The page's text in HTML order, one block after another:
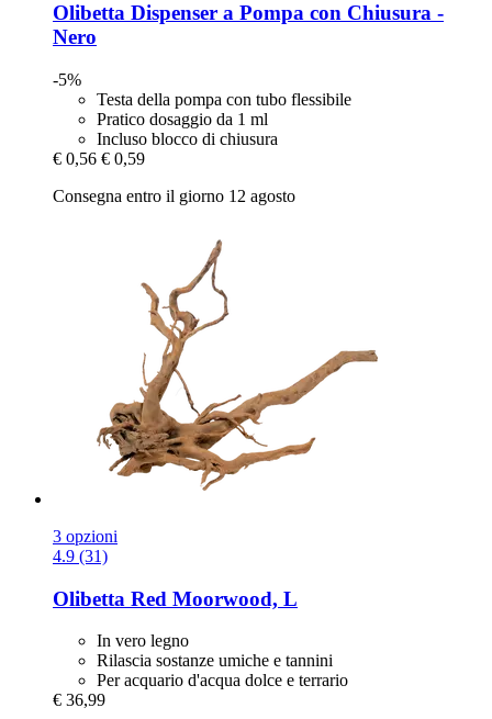
Olibetta Dispenser a Pompa con Chiusura -​
Nero
-5%
Testa della pompa con tubo flessibile
Pratico dosaggio da 1 ml
Incluso blocco di chiusura
€ 0,56 € 0,59
Consegna entro il giorno 12 agosto
3 opzioni
4.9 (31)
Olibetta Red Moorwood, L
In vero legno
Rilascia sostanze umiche e tannini
Per acquario d'acqua dolce e terrario
€ 36,99